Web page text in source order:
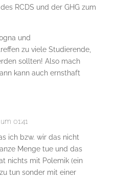
RCDS und der GHG zum
und
zu viele Studierende,
sollten! Also mach
kann auch ernsthaft
01:41
ich bzw. wir das nicht
Menge tue und das
nichts mit Polemik (ein
tun sonder mit einer